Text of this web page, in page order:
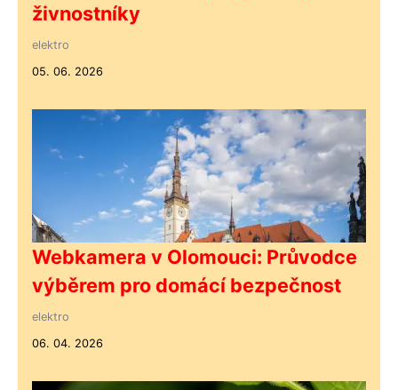
živnostníky
elektro
05. 06. 2026
Webkamera v Olomouci: Průvodce
výběrem pro domácí bezpečnost
elektro
06. 04. 2026